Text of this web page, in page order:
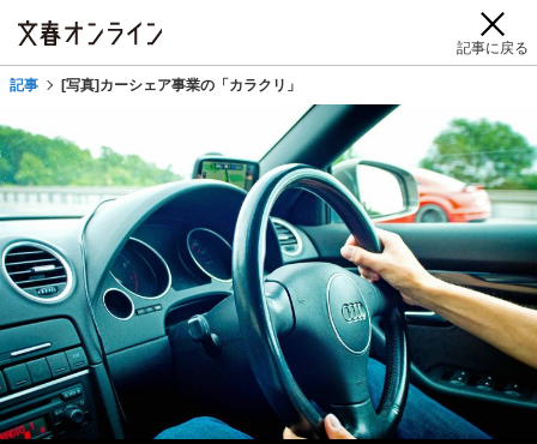
記事に戻る
記事 [写真]カーシェア事業の「カラクリ」